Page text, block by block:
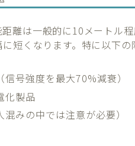
離は一般的に10メートル
短くなります。特に以下
号強度を最大70%減衰）
化製品
みの中では注意が必要）